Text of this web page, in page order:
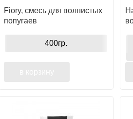
Fiory, смесь для волнистых
попугаев
400гр.